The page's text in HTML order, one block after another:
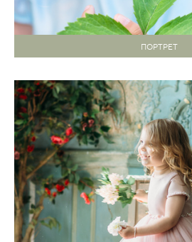
ПОРТРЕТ